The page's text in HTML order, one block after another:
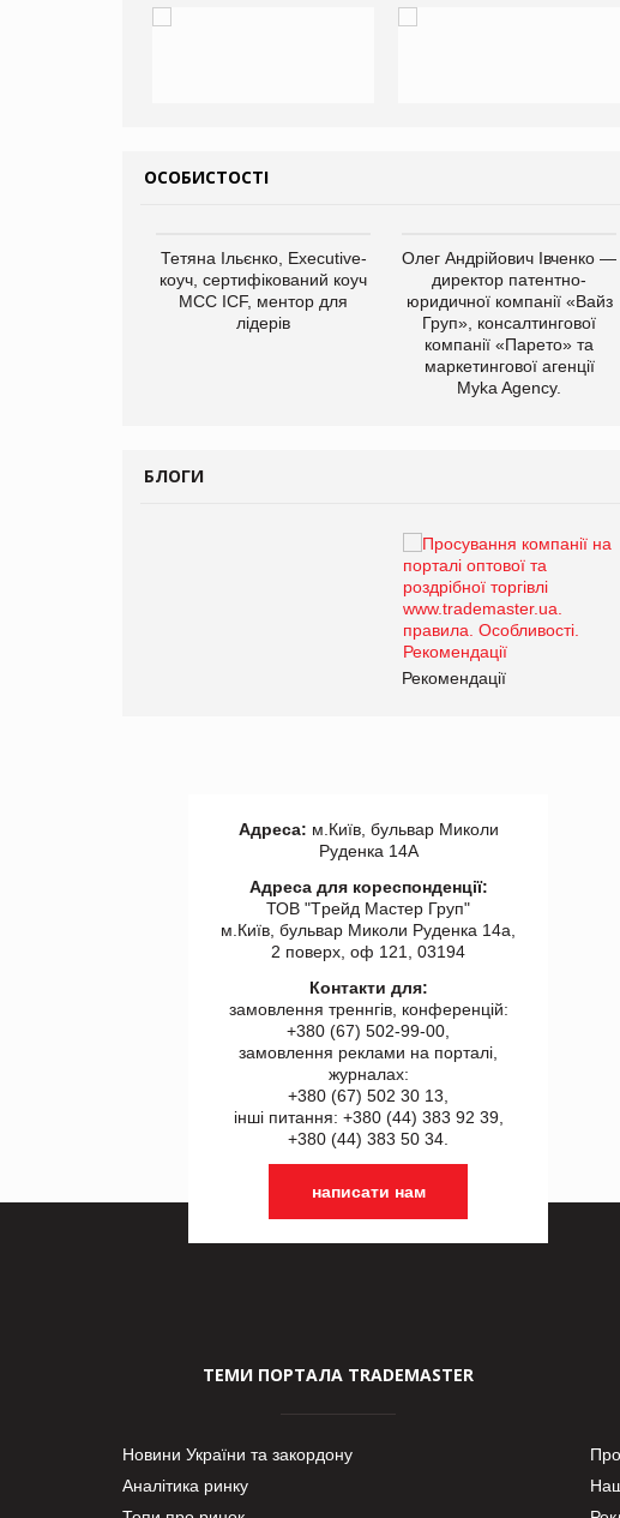
ОСОБИСТОСТІ
Тетяна Ільєнко, Executive-
коуч, сертифікований коуч
МСС ICF, ментор для
лідерів
Олег Андрійович Івченко —
директор патентно-
юридичної компанії «Вайз
Груп», консалтингової
компанії «Парето» та
маркетингової агенції
Myka Agency.
БЛОГИ
Рекомендації
Адреса: м.Київ, бульвар Миколи
Руденка 14А
Адреса для кореспонденції:
ТОВ "Tрейд Мастер Груп"
м.Київ, бульвар Миколи Руденка 14а,
2 поверх, оф 121, 03194
Контакти для:
замовлення треннгів, конференцій:
+380 (67) 502-99-00,
замовлення реклами на порталі,
журналах:
+380 (67) 502 30 13,
інші питання: +380 (44) 383 92 39,
+380 (44) 383 50 34.
написати нам
ТЕМИ ПОРТАЛА TRADEMASTER
Новини України та закордону
Аналітика ринку